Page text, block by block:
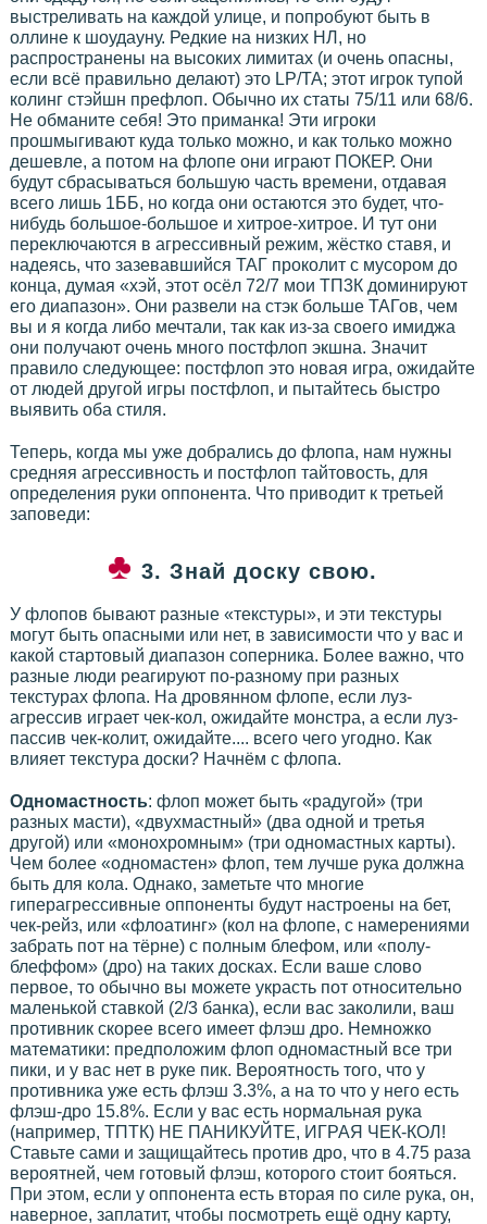
выстреливать на каждой улице, и попробуют быть в
оллине к шоудауну. Редкие на низких НЛ, но
распространены на высоких лимитах (и очень опасны,
если всё правильно делают) это LP/TA; этот игрок тупой
колинг стэйшн префлоп. Обычно их статы 75/11 или 68/6.
Не обманите себя! Это приманка! Эти игроки
прошмыгивают куда только можно, и как только можно
дешевле, а потом на флопе они играют ПОКЕР. Они
будут сбрасываться большую часть времени, отдавая
всего лишь 1ББ, но когда они остаются это будет, что-
нибудь большое-большое и хитрое-хитрое. И тут они
переключаются в агрессивный режим, жёстко ставя, и
надеясь, что зазевавшийся ТАГ проколит с мусором до
конца, думая «хэй, этот осёл 72/7 мои ТП3К доминируют
его диапазон». Они развели на стэк больше ТАГов, чем
вы и я когда либо мечтали, так как из-за своего имиджа
они получают очень много постфлоп экшна. Значит
правило следующее: постфлоп это новая игра, ожидайте
от людей другой игры постфлоп, и пытайтесь быстро
выявить оба стиля.
Теперь, когда мы уже добрались до флопа, нам нужны
средняя агрессивность и постфлоп тайтовость, для
определения руки оппонента. Что приводит к третьей
заповеди:
3. Знай доску свою.
У флопов бывают разные «текстуры», и эти текстуры
могут быть опасными или нет, в зависимости что у вас и
какой стартовый диапазон соперника. Более важно, что
разные люди реагируют по-разному при разных
текстурах флопа. На дровянном флопе, если луз-
агрессив играет чек-кол, ожидайте монстра, а если луз-
пассив чек-колит, ожидайте.... всего чего угодно. Как
влияет текстура доски? Начнём с флопа.
Одномастность: флоп может быть «радугой» (три
разных масти), «двухмастный» (два одной и третья
другой) или «монохромным» (три одномастных карты).
Чем более «одномастен» флоп, тем лучше рука должна
быть для кола. Однако, заметьте что многие
гиперагрессивные оппоненты будут настроены на бет,
чек-рейз, или «флоатинг» (кол на флопе, с намерениями
забрать пот на тёрне) с полным блефом, или «полу-
блеффом» (дро) на таких досках. Если ваше слово
первое, то обычно вы можете украсть пот относительно
маленькой ставкой (2/3 банка), если вас заколили, ваш
противник скорее всего имеет флэш дро. Немножко
математики: предположим флоп одномастный все три
пики, и у вас нет в руке пик. Вероятность того, что у
противника уже есть флэш 3.3%, а на то что у него есть
флэш-дро 15.8%. Если у вас есть нормальная рука
(например, ТПТК) НЕ ПАНИКУЙТЕ, ИГРАЯ ЧЕК-КОЛ!
Ставьте сами и защищайтесь против дро, что в 4.75 раза
вероятней, чем готовый флэш, которого стоит бояться.
При этом, если у оппонента есть вторая по силе рука, он,
наверное, заплатит, чтобы посмотреть ещё одну карту,